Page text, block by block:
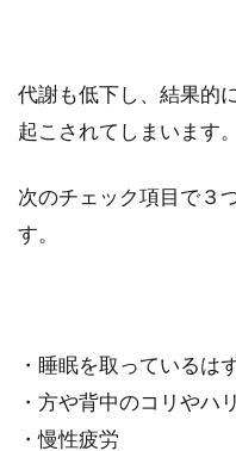
すが
代謝も低下し、結果的
起こされてしまいます。
次のチェック項目で３
す。
・睡眠を取っているは
・方や背中のコリやハ
・慢性疲労